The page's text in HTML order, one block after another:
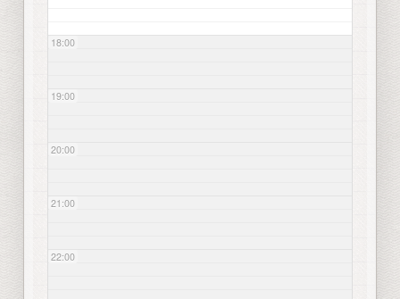
18:00
19:00
20:00
21:00
22:00